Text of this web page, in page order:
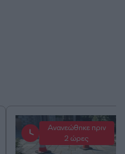
Ανανεώθηκε πριν
2 ώρες